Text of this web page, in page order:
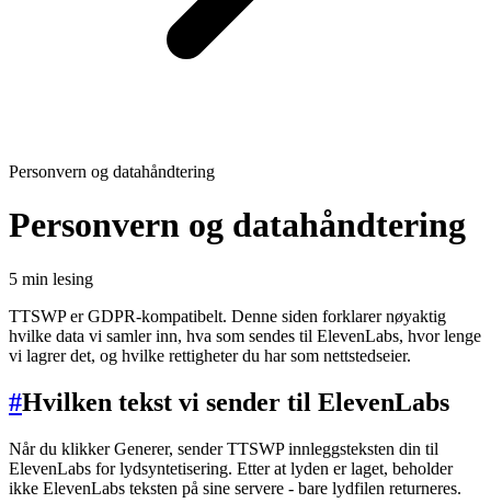
Personvern og datahåndtering
Personvern og datahåndtering
5 min lesing
TTSWP er GDPR-kompatibelt. Denne siden forklarer nøyaktig
hvilke data vi samler inn, hva som sendes til ElevenLabs, hvor lenge
vi lagrer det, og hvilke rettigheter du har som nettstedseier.
#Hvilken tekst vi sender til ElevenLabs
Når du klikker Generer, sender TTSWP innleggsteksten din til
ElevenLabs for lydsyntetisering. Etter at lyden er laget, beholder
ikke ElevenLabs teksten på sine servere - bare lydfilen returneres.